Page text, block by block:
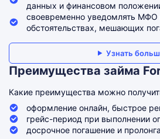
данных и финансовом
своевременно уведомлять
обстоятельствах, мешающих
Узнать
Преимущества займа
Какие преимущества можно
оформление онлайн, быстрое
грейс-период при выполнении
досрочное погашение и